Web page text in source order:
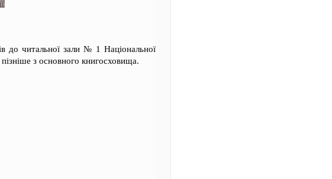
до читальної зали № 1 Національної
з основного книгосховища.